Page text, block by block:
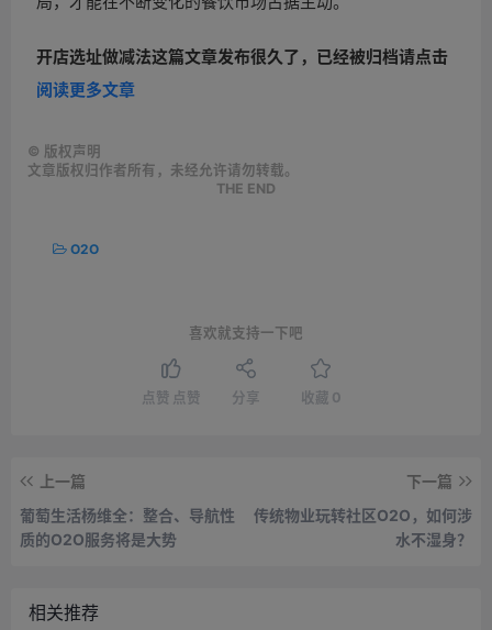
开店选址做减法这篇文章发布很久了，已经被归档请点击
阅读更多文章
© 版权声明
文章版权归作者所有，未经允许请勿转载。
THE END
O2O
喜欢就支持一下吧
点赞 点赞 分享 收藏 0
上一篇
葡萄生活杨维全：整合、导航性
质的O2O服务将是大势
下一篇
传统物业玩转社区O2O，如何涉
水不湿身？
相关推荐